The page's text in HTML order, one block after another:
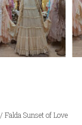
/ Falda Sunset of Love